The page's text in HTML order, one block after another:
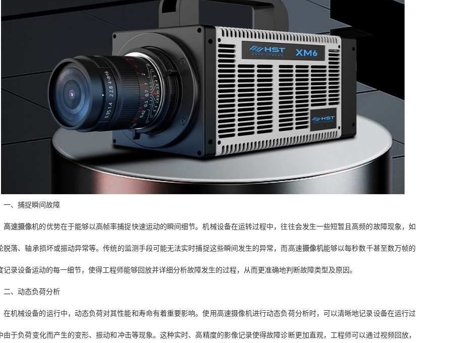
一、捕捉瞬间故障
高速摄像机的优势在于能够以高帧率捕捉快速运动的瞬间细节。机械设备在运转过程中，往往会发生一些短暂且高频的故障现象，如
脱落、轴承损坏或振动异常等。传统的监测手段可能无法实时捕捉这些瞬间发生的异常，而高速摄像机能够以每秒数千甚至数万帧的
记录设备运动的每一细节，使得工程师能够回放并详细分析故障发生的过程，从而更准确地判断故障类型及原因。
二、动态负荷分析
在机械设备的运行中，动态负荷对其性能和寿命有着重要影响。使用高速摄像机进行动态负荷分析时，可以清晰地记录设备在运行过
由于负荷变化而产生的变形、振动和冲击等现象。这种实时、高精度的影像记录使得故障诊断更加直观，工程师可以通过视频回放，